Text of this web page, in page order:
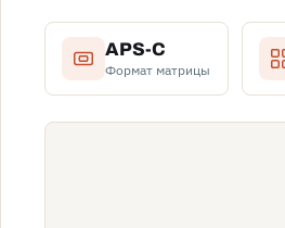
APS-C
Формат матрицы